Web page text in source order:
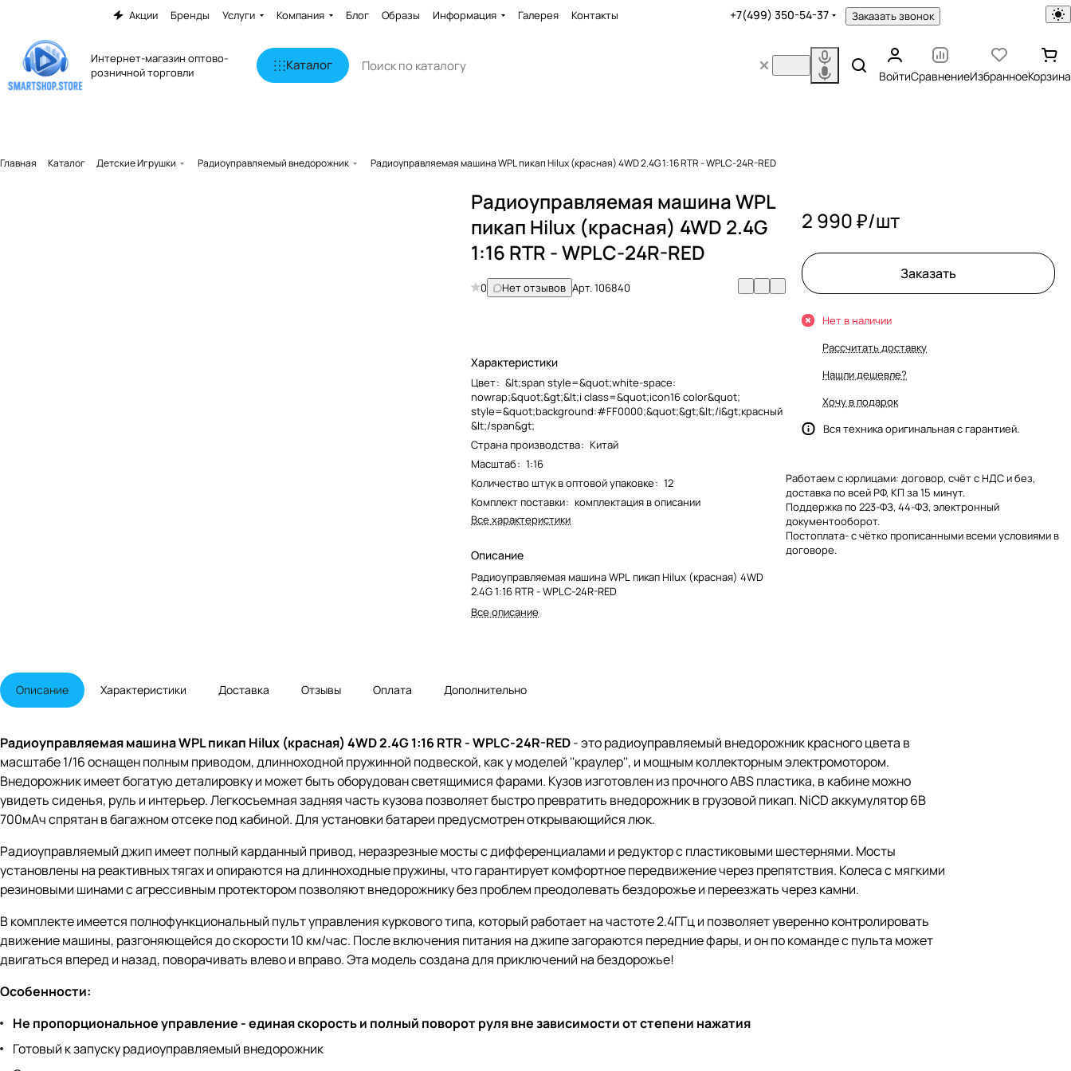
Акции Бренды Услуги Компания Блог Образы Информация Галерея Контакты +7(499) 350-54-37 Заказать звонок
Интернет-магазин оптово-
розничной торговли
Каталог
ВойтиСравнениеИзбранноеКорзина
Главная Каталог Детские Игрушки Радиоуправляемый внедорожник Радиоуправляемая машина WPL пикап Hilux (красная) 4WD 2.4G 1:16 RTR - WPLC-24R-RED
Радиоуправляемая машина WPL
пикап Hilux (красная) 4WD 2.4G
1:16 RTR - WPLC-24R-RED
0 Нет отзывов Арт.106840
Характеристики
Цвет: &lt;span style=&quot;white-space:
nowrap;&quot;&gt;&lt;i class=&quot;icon16 color&quot;
style=&quot;background:#FF0000;&quot;&gt;&lt;/i&gt;красный
&lt;/span&gt;
Страна производства: Китай
Масштаб: 1:16
Количество штук в оптовой упаковке: 12
Комплект поставки: комплектация в описании
Все характеристики
Описание
Радиоуправляемая машина WPL пикап Hilux (красная) 4WD
2.4G 1:16 RTR - WPLC-24R-RED
Все описание
2 990 ₽/шт
Заказать
Нет в наличии
Рассчитать доставку
Нашли дешевле?
Хочу в подарок
Вся техника оригинальная с гарантией.
Работаем с юрлицами: договор, счёт с НДС и без,
доставка по всей РФ, КП за 15 минут.
Поддержка по 223-ФЗ, 44-ФЗ, электронный
документооборот.
Постоплата- с чётко прописанными всеми условиями в
договоре.
Описание Характеристики Доставка Отзывы Оплата Дополнительно
Радиоуправляемая машина WPL пикап Hilux (красная) 4WD 2.4G 1:16 RTR - WPLC-24R-RED- это радиоуправляемый внедорожник красного цвета в
масштабе 1/16 оснащен полным приводом, длинноходной пружинной подвеской, как у моделей ''краулер'', и мощным коллекторным электромотором.
Внедорожник имеет богатую деталировку и может быть оборудован светящимися фарами. Кузов изготовлен из прочного АВS пластика, в кабине можно
увидеть сиденья, руль и интерьер. Легкосъемная задняя часть кузова позволяет быстро превратить внедорожник в грузовой пикап. NiCD аккумулятор 6В
700мАч спрятан в багажном отсеке под кабиной. Для установки батареи предусмотрен открывающийся люк.
Радиоуправляемый джип имеет полный карданный привод, неразрезные мосты с дифференциалами и редуктор с пластиковыми шестернями. Мосты
установлены на реактивных тягах и опираются на длинноходные пружины, что гарантирует комфортное передвижение через препятствия. Колеса с мягкими
резиновыми шинами с агрессивным протектором позволяют внедорожнику без проблем преодолевать бездорожье и переезжать через камни.
В комплекте имеется полнофункциональный пульт управления куркового типа, который работает на частоте 2.4ГГц и позволяет уверенно контролировать
движение машины, разгоняющейся до скорости 10 км/час. После включения питания на джипе загораются передние фары, и он по команде с пульта может
двигаться вперед и назад, поворачивать влево и вправо. Эта модель создана для приключений на бездорожье!
Особенности:
Не пропорциональное управление - единая скорость и полный поворот руля вне зависимости от степени нажатия
Готовый к запуску радиоуправляемый внедорожник